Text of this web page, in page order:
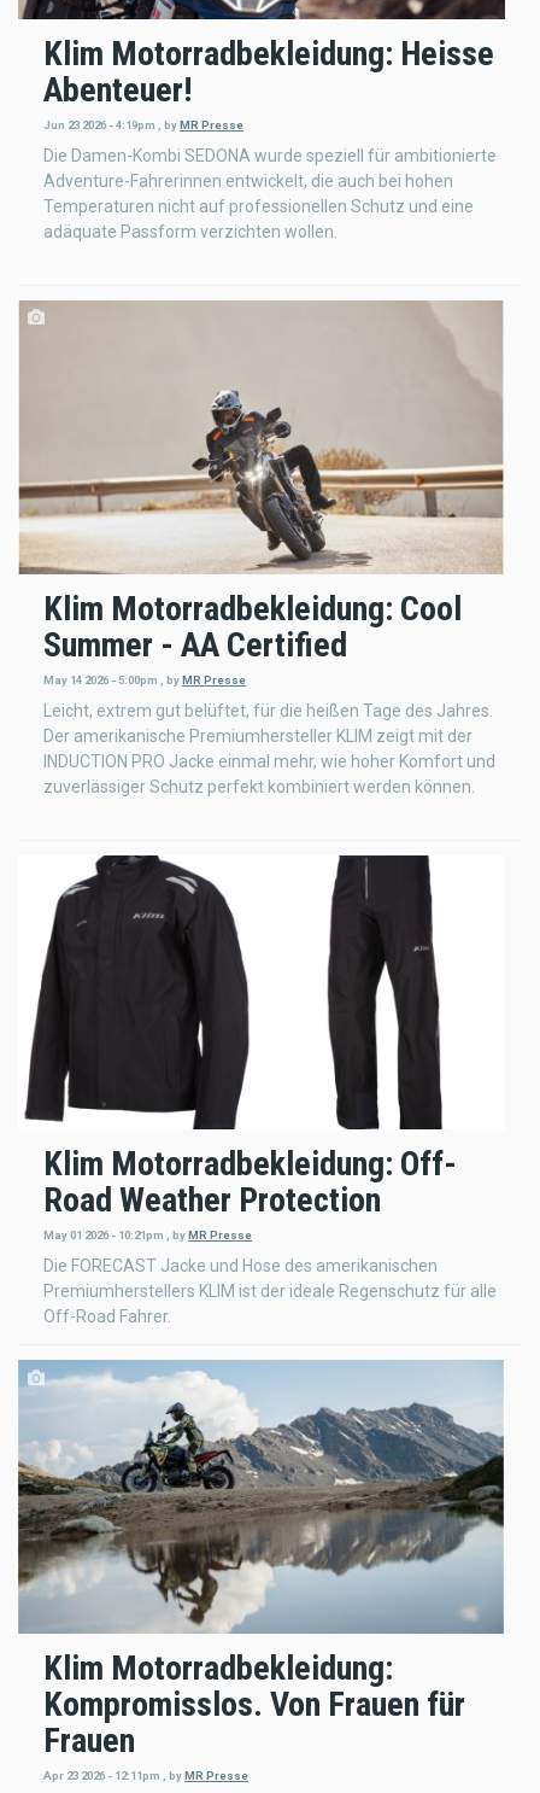
Klim Motorradbekleidung: Heisse
Abenteuer!
Jun 23 2026 - 4:19pm byMR Presse
Die Damen-Kombi SEDONA wurde speziell für ambitionierte
Adventure-Fahrerinnen entwickelt, die auch bei hohen
Temperaturen nicht auf professionellen Schutz und eine
adäquate Passform verzichten wollen.
Klim Motorradbekleidung: Cool
Summer - AA Certified
May 14 2026 - 5:00pm byMR Presse
Leicht, extrem gut belüftet, für die heißen Tage des Jahres.
Der amerikanische Premiumhersteller KLIM zeigt mit der
INDUCTION PRO Jacke einmal mehr, wie hoher Komfort und
zuverlässiger Schutz perfekt kombiniert werden können.
Klim Motorradbekleidung: Off-
Road Weather Protection
May 01 2026 - 10:21pm byMR Presse
Die FORECAST Jacke und Hose des amerikanischen
Premiumherstellers KLIM ist der ideale Regenschutz für alle
Off-Road Fahrer.
Klim Motorradbekleidung:
Kompromisslos. Von Frauen für
Frauen
Apr 23 2026 - 12:11pm , byMR Presse